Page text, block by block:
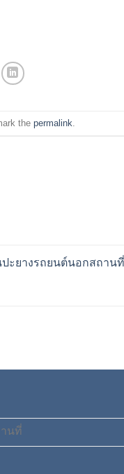
the permalink
ปะยางรถยนต์นอกสถาน
นที่